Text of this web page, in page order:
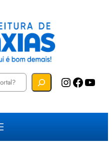
Instagram Facebook YouTube